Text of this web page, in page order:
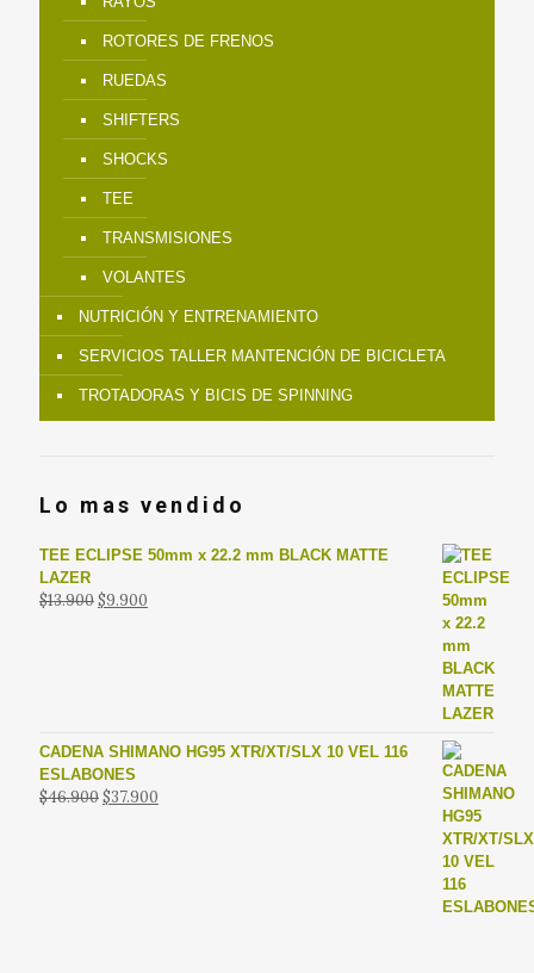
ROTORES DE FRENOS
RUEDAS
SHIFTERS
SHOCKS
TEE
TRANSMISIONES
VOLANTES
NUTRICIÓN Y ENTRENAMIENTO
SERVICIOS TALLER MANTENCIÓN DE BICICLETA
TROTADORAS Y BICIS DE SPINNING
Lo mas vendido
TEE ECLIPSE 50mm x 22.2 mm BLACK MATTE
LAZER
$13.900El
$9.900
CADENA SHIMANO HG95 XTR/XT/SLX 10 VEL 116
ESLABONES
$46.900El
$37.900